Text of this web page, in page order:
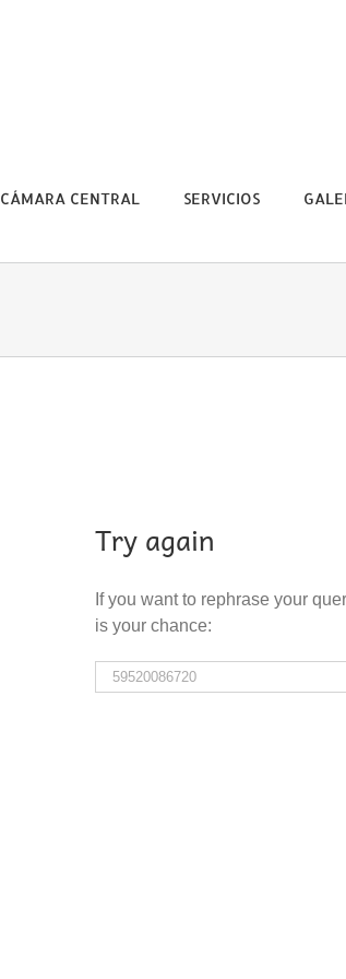
CÁMARA CENTRAL SERVICIOS
Try again
If you want to rephrase your
is your chance:
Search
for: